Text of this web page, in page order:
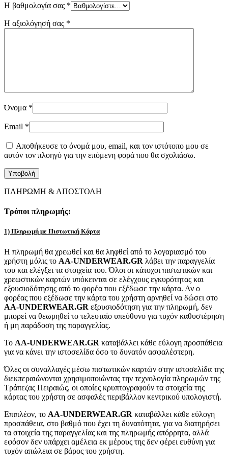
Η βαθμολογία σας *
Η αξιολόγησή σας *
Όνομα *
Email *
Αποθήκευσε το όνομά μου, email, και τον ιστότοπο μου σε
αυτόν τον πλοηγό για την επόμενη φορά που θα σχολιάσω.
ΠΛΗΡΩΜΗ & ΑΠΟΣΤΟΛΗ
Τρόποι πληρωμής:
1) Πληρωμή με Πιστωτική Κάρτα
Η πληρωμή θα χρεωθεί και θα ληφθεί από το λογαριασμό του
χρήστη μόλις το AA-UNDERWEAR.GR λάβει την παραγγελία
του και ελέγξει τα στοιχεία του. Όλοι οι κάτοχοι πιστωτικών και
χρεωστικών καρτών υπόκεινται σε ελέγχους εγκυρότητας και
εξουσιοδότησης από το φορέα που εξέδωσε την κάρτα. Αν ο
φορέας που εξέδωσε την κάρτα του χρήστη αρνηθεί να δώσει στο
AA-UNDERWEAR.GR εξουσιοδότηση για την πληρωμή, δεν
μπορεί να θεωρηθεί το τελευταίο υπεύθυνο για τυχόν καθυστέρηση
ή μη παράδοση της παραγγελίας.
Το AA-UNDERWEAR.GR καταβάλλει κάθε εύλογη προσπάθεια
για να κάνει την ιστοσελίδα όσο το δυνατόν ασφαλέστερη.
Όλες οι συναλλαγές μέσω πιστωτικών καρτών στην ιστοσελίδα της
διεκπεραιώνονται χρησιμοποιώντας την τεχνολογία πληρωμών της
Τράπεζας Πειραιώς, οι οποίες κρυπτογραφούν τα στοιχεία της
κάρτας του χρήστη σε ασφαλές περιβάλλον κεντρικού υπολογιστή.
Επιπλέον, το AA-UNDERWEAR.GR καταβάλλει κάθε εύλογη
προσπάθεια, στο βαθμό που έχει τη δυνατότητα, για να διατηρήσει
τα στοιχεία της παραγγελίας και της πληρωμής απόρρητα, αλλά
εφόσον δεν υπάρχει αμέλεια εκ μέρους της δεν φέρει ευθύνη για
τυχόν απώλεια σε βάρος του χρήστη.